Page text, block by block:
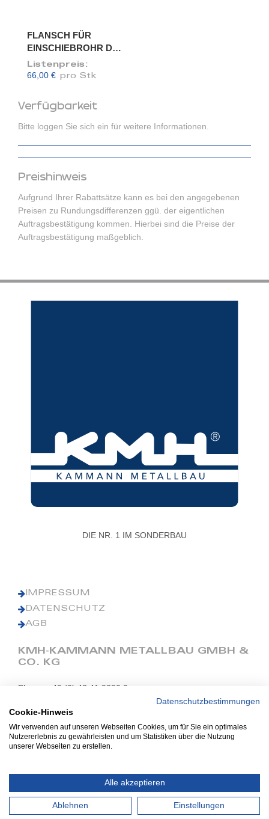
Verfügbarkeit
Bitte loggen Sie sich ein für weitere Informationen.
Preishinweis
Aufgrund Ihrer Rabattsätze kann es bei den angegebenen
Preisen zu Rundungsdifferenzen ggü. der eigentlichen
Auftragsbestätigung kommen. Hierbei sind die Preise der
Auftragsbestätigung maßgeblich.
FLANSCH FÜR
EINSCHIEBROHR DN
150/148
Listenpreis:
66,00 € pro Stk
DIE NR. 1 IM SONDERBAU
IMPRESSUM
DATENSCHUTZ
AGB
KMH-KAMMANN METALLBAU GMBH &
CO. KG
Phone: +49 (0) 42 41 9390 0
E-Mail: office@kmh.net
www.kmh.net
Industriestraße 13
Datenschutzbestimmungen
Cookie-Hinweis
Wir verwenden auf unseren Webseiten Cookies, um für Sie ein optimales
Nutzererlebnis zu gewährleisten und um Statistiken über die Nutzung
unserer Webseiten zu erstellen.
Alle akzeptieren
Ablehnen Einstellungen